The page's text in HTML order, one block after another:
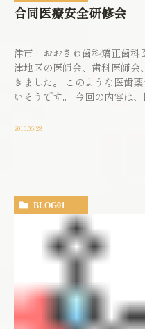
合同医療安全研修会
津市 おおさわ歯科矯正歯科
津地区の医師会、歯科医師会
きました。 このような医歯
いそうです。 今回の内容は
2013.06.28
BLOG01